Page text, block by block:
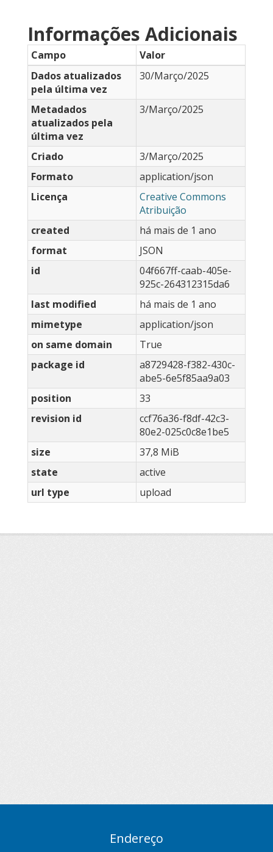
Informações Adicionais
Campo
Valor
Dados atualizados
pela última vez
30/Março/2025
Metadados
atualizados pela
última vez
3/Março/2025
Criado
3/Março/2025
Formato
application/json
Licença
Creative Commons
Atribuição
created
há mais de 1 ano
format
JSON
id
04f667ff-caab-405e-
925c-264312315da6
last modified
há mais de 1 ano
mimetype
application/json
on same domain
True
package id
a8729428-f382-430c-
abe5-6e5f85aa9a03
position
33
revision id
ccf76a36-f8df-42c3-
80e2-025c0c8e1be5
size
37,8 MiB
state
active
url type
upload
Endereço